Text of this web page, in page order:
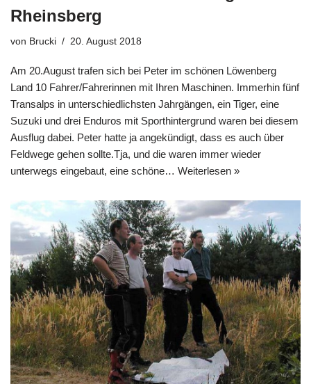
Rheinsberg
von Brucki 20. August 2018
Am 20.August trafen sich bei Peter im schönen Löwenberg
Land 10 Fahrer/Fahrerinnen mit Ihren Maschinen. Immerhin fünf
Transalps in unterschiedlichsten Jahrgängen, ein Tiger, eine
Suzuki und drei Enduros mit Sporthintergrund waren bei diesem
Ausflug dabei. Peter hatte ja angekündigt, dass es auch über
Feldwege gehen sollte.Tja, und die waren immer wieder
unterwegs eingebaut, eine schöne… Weiterlesen »